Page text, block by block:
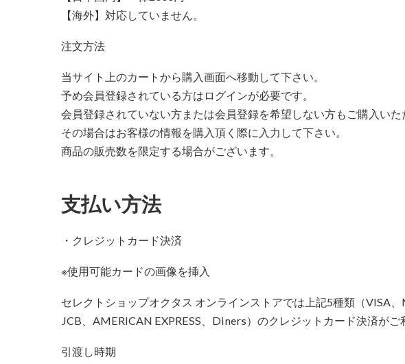
【海外】対応していません。
注文方法
当サイト上のカートから購入画面へ移動して下さい。
予め会員登録されている方はログインが必要です。
会員登録されていない方または会員登録を希望しない方もご購入いた
その場合はお客様の情報を購入頂く際に入力して下さい。
商品の販売数を限定する場合がございます。
支払い方法
・クレジットカード決済
※使用可能カードの画像を挿入
セレクトショップオクタス オンラインストアでは上記5種類（VISA、
JCB、AMERICAN EXPRESS、Diners）のクレジットカード決済がご
引渡し時期